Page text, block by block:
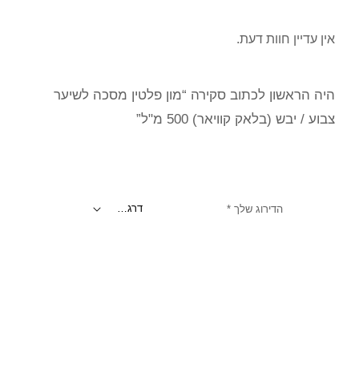
אין עדיין חוות דעת.
היה הראשון לכתוב סקירה “מון פלטין מסכה לשיער
צבוע / יבש (בלאק קוויאר) 500 מ"ל”
הדירוג שלך *